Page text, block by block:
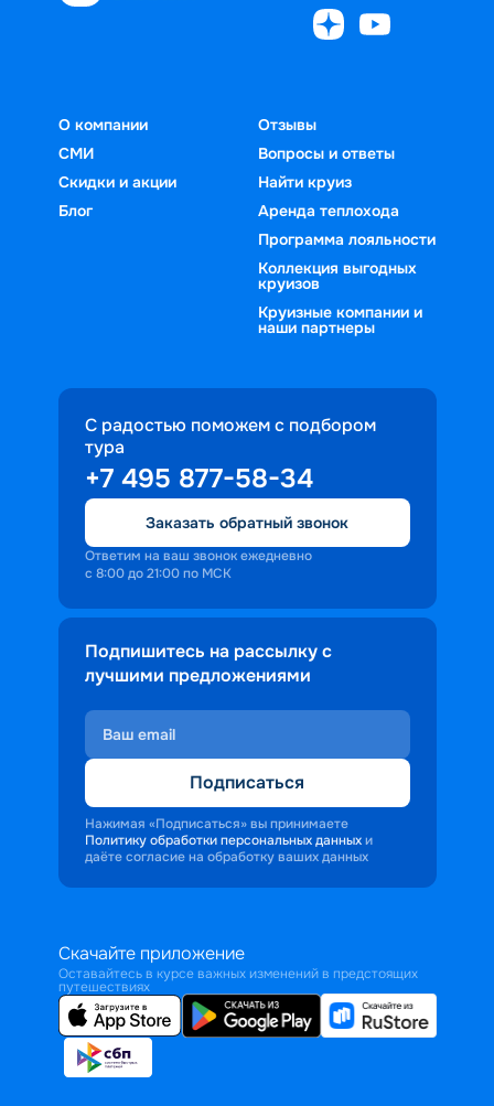
О компании
СМИ
Скидки и акции
Блог
Отзывы
Вопросы и ответы
Найти круиз
Аренда теплохода
Программа лояльности
Коллекция выгодных
круизов
Круизные компании и
наши партнеры
С радостью поможем с подбором
тура
+7 495 877-58-34
Заказать обратный звонок
Ответим на ваш звонок ежедневно
с 8:00 до 21:00 по МСК
Подпишитесь на рассылку с
лучшими предложениями
Подписаться
Нажимая «Подписаться» вы принимаете
Политику обработки персональных данных и
даёте согласие на обработку ваших данных
Скачайте приложение
Оставайтесь в курсе важных изменений в предстоящих
путешествиях